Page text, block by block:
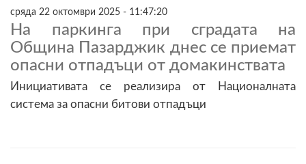
сряда 22 октомври 2025 - 11:47:20
На паркинга при сградата на
Община Пазарджик днес се приемат
опасни отпадъци от домакинствата
Инициативата се реализира от Националната
система за опасни битови отпадъци